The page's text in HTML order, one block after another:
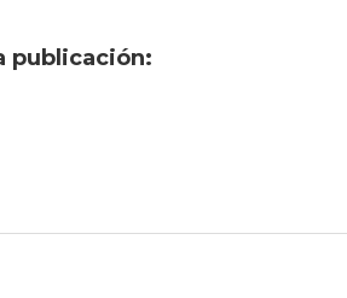
publicación: